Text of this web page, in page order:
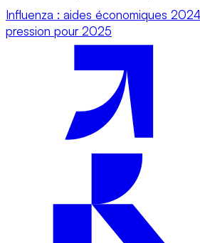
Influenza : aides économiques
pression pour 2025